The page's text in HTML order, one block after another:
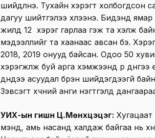
шийдүүлнэ. Тухайн хэрэгт холбогдсон
дагуу шийтгэлээ хүлээнэ. Бидэнд ямар
жилд 12 хэрэг гарлаа гэж та хэлж
мэдээллийг та хаанаас авсан бэ.
2018, 2019 онууд байсан. Одоо 50
хэрэгжүүлж буй арга хэмжээнүүд үр
дүндээ асуудал бүрэн шийдэгдээгүй
Зэвсэгт хүчний анги нэгтгэлүүд
УИХ-ын гишүүн Ц.Мөнхцэцэг: Хугацаат
мэнд, амь насанд халдаж байгаа нь